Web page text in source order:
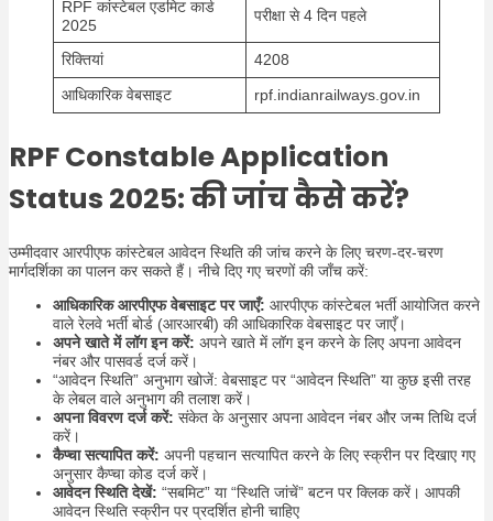
RPF कांस्टेबल एडमिट कार्ड
2025
परीक्षा से 4 दिन पहले
रिक्तियां
4208
आधिकारिक वेबसाइट
rpf.indianrailways.gov.in
RPF Constable Application
Status 2025: की जांच कैसे करें?
उम्मीदवार आरपीएफ कांस्टेबल आवेदन स्थिति की जांच करने के लिए चरण-दर-चरण
मार्गदर्शिका का पालन कर सकते हैं। नीचे दिए गए चरणों की जाँच करें:
आधिकारिक आरपीएफ वेबसाइट पर जाएँ: आरपीएफ कांस्टेबल भर्ती आयोजित करने
वाले रेलवे भर्ती बोर्ड (आरआरबी) की आधिकारिक वेबसाइट पर जाएँ।
अपने खाते में लॉग इन करें: अपने खाते में लॉग इन करने के लिए अपना आवेदन
नंबर और पासवर्ड दर्ज करें।
“आवेदन स्थिति” अनुभाग खोजें: वेबसाइट पर “आवेदन स्थिति” या कुछ इसी तरह
के लेबल वाले अनुभाग की तलाश करें।
अपना विवरण दर्ज करें: संकेत के अनुसार अपना आवेदन नंबर और जन्म तिथि दर्ज
करें।
कैप्चा सत्यापित करें: अपनी पहचान सत्यापित करने के लिए स्क्रीन पर दिखाए गए
अनुसार कैप्चा कोड दर्ज करें।
आवेदन स्थिति देखें: “सबमिट” या “स्थिति जांचें” बटन पर क्लिक करें। आपकी
आवेदन स्थिति स्क्रीन पर प्रदर्शित होनी चाहिए